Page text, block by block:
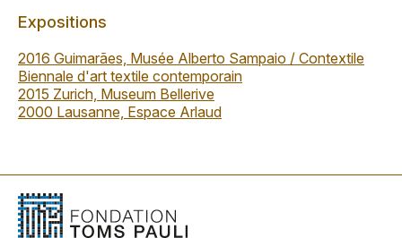
Expositions
2016 Guimarães, Musée Alberto Sampaio / Contextile
Biennale d'art textile contemporain
2015 Zurich, Museum Bellerive
2000 Lausanne, Espace Arlaud